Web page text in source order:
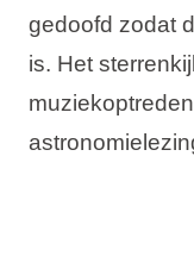
gedoofd zodat
is. Het